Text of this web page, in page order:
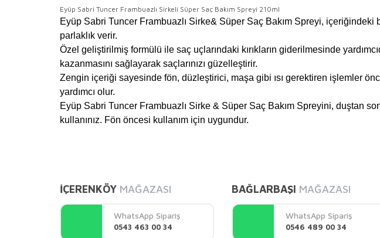
Eyüp Sabri Tuncer Frambuazlı Sirkeli Süper Saç Bakım Spreyi 210ml
Eyüp Sabri Tuncer Frambuazlı Sirke& Süper Saç Bakım Spreyi, içeriğindeki
parlaklık verir.
Özel geliştirilmiş formülü ile saç uçlarındaki kırıkların giderilmesinde
kazanmasını sağlayarak saçlarınızı güzelleştirir.
Zengin içeriği sayesinde fön, düzleştirici, maşa gibi ısı gerektiren işlemler
yardımcı olur.
Eyüp Sabri Tuncer Frambuazlı Sirke & Süper Saç Bakım Spreyini, duştan
kullanınız. Fön öncesi kullanım için uygundur.
Ürün resmi kalitesiz, bozuk veya görüntülenemiyor.
Ürün açıklamasında eksik bilgiler bulunuyor.
Ürün bilgilerinde hatalar bulunuyor.
İÇERENKÖY MAĞAZASI
WhatsApp Sipariş
0543 463 00 34
BAĞLARBAŞI MAĞAZASI
WhatsApp Sipariş
0546 489 00 34